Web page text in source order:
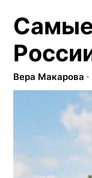
Самые
Вера Макарова ∙